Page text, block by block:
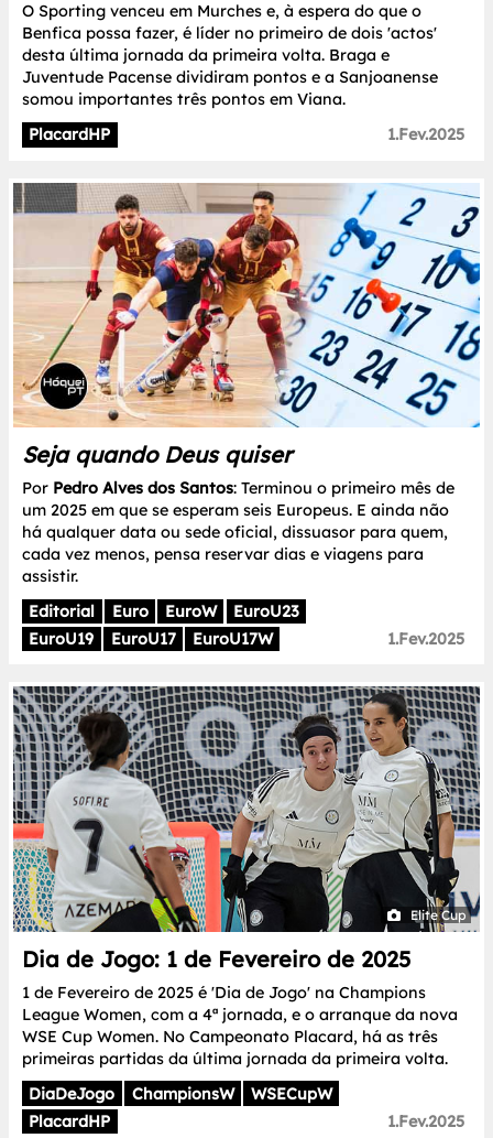
O Sporting venceu em Murches e, à espera do que o
Benfica possa fazer, é líder no primeiro de dois 'actos'
desta última jornada da primeira volta. Braga e
Juventude Pacense dividiram pontos e a Sanjoanense
somou importantes três pontos em Viana.
PlacardHP
1.Fev.2025
Seja quando Deus quiser
Por Pedro Alves dos Santos: Terminou o primeiro mês de
um 2025 em que se esperam seis Europeus. E ainda não
há qualquer data ou sede oficial, dissuasor para quem,
cada vez menos, pensa reservar dias e viagens para
assistir.
Editorial
Euro EuroW
EuroU23
EuroU19
EuroU17 EuroU17W 1.Fev.2025
Elite Cup
Dia de Jogo: 1 de Fevereiro de 2025
1 de Fevereiro de 2025 é 'Dia de Jogo' na Champions
League Women, com a 4ª jornada, e o arranque da nova
WSE Cup Women. No Campeonato Placard, há as três
primeiras partidas da última jornada da primeira volta.
DiaDeJogo
ChampionsW
WSECupW
PlacardHP
1.Fev.2025